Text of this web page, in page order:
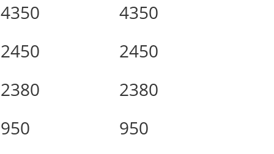
4350
4350
2450
2450
2380
2380
950
950